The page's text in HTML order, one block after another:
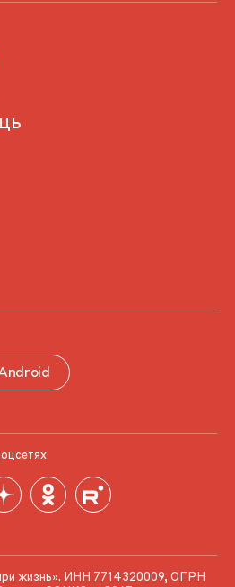
жизнь». ИНН 7714320009, ОГРН